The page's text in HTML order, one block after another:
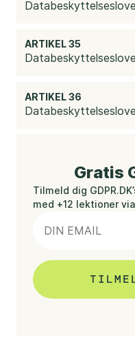
Gratis
Tilmeld dig
med +12 lektioner
ARTIKEL 35
ARTIKEL 36